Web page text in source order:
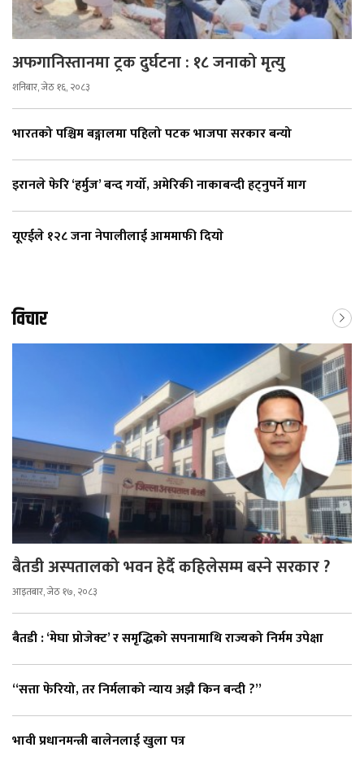
अफगानिस्तानमा ट्रक दुर्घटना : १८ जनाको मृत्यु
शनिबार, जेठ १६, २०८३
भारतको पश्चिम बङ्गालमा पहिलो पटक भाजपा सरकार बन्यो
इरानले फेरि ‘हर्मुज’ बन्द गर्यो, अमेरिकी नाकाबन्दी हट्नुपर्ने माग
यूएईले १२८ जना नेपालीलाई आममाफी दियाे
विचार
बैतडी अस्पतालको भवन हेर्दै कहिलेसम्म बस्ने सरकार ?
आइतबार, जेठ १७, २०८३
बैतडी : ‘मेघा प्रोजेक्ट’ र समृद्धिको सपनामाथि राज्यको निर्मम उपेक्षा
“सत्ता फेरियो, तर निर्मलाको न्याय अझै किन बन्दी ?”
भावी प्रधानमन्त्री बालेनलाई खुला पत्र